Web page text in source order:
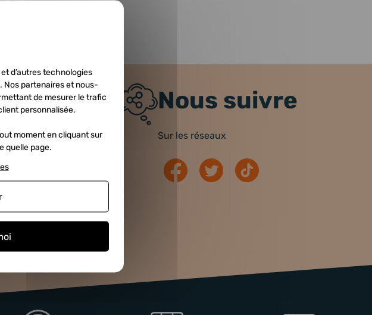
offres et
Nous suivre
Sur les réseaux
d’autres technologies
Nos partenaires et nous-
de mesurer le trafic
personnalisée.
moment en cliquant sur
quelle page.